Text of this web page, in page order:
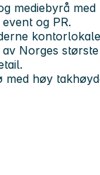
mediebyrå
og PR.
Norges
med høy